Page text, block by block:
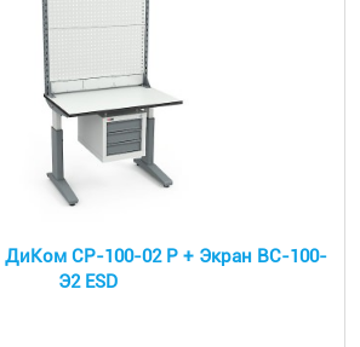
СР-100-02 Р + Экран ВС-100-
Э2 ESD